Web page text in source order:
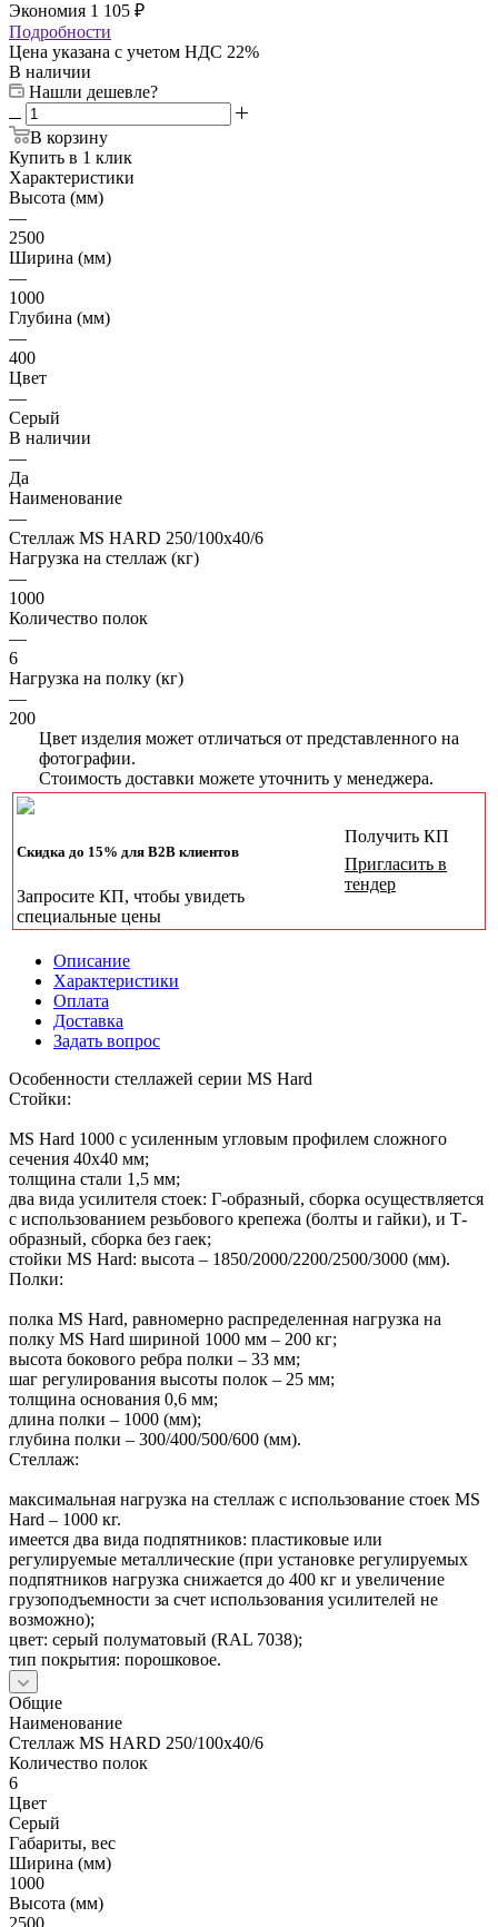
Экономия 1 105 ₽
Подробности
Цена указана с учетом НДС 22%
В наличии
Нашли дешевле?
В корзину
Купить в 1 клик
Характеристики
Высота (мм)
—
2500
Ширина (мм)
—
1000
Глубина (мм)
—
400
Цвет
—
Серый
В наличии
—
Да
Наименование
—
Стеллаж MS HARD 250/100х40/6
Нагрузка на стеллаж (кг)
—
1000
Количество полок
—
6
Нагрузка на полку (кг)
—
200
Цвет изделия может отличаться от представленного на
фотографии.
Стоимость доставки можете уточнить у менеджера.
Скидка до 15% для B2B клиентов
Запросите КП, чтобы увидеть
специальные цены
Получить КП
Пригласить в
тендер
Описание
Характеристики
Оплата
Доставка
Задать вопрос
Особенности стеллажей серии MS Hard
Стойки:
MS Hard 1000 с усиленным угловым профилем сложного
сечения 40х40 мм;
толщина стали 1,5 мм;
два вида усилителя стоек: Г-образный, сборка осуществляется
с использованием резьбового крепежа (болты и гайки), и Т-
образный, сборка без гаек;
стойки MS Hard: высота – 1850/2000/2200/2500/3000 (мм).
Полки:
полка MS Hard, равномерно распределенная нагрузка на
полку MS Hard шириной 1000 мм – 200 кг;
высота бокового ребра полки – 33 мм;
шаг регулирования высоты полок – 25 мм;
толщина основания 0,6 мм;
длина полки – 1000 (мм);
глубина полки – 300/400/500/600 (мм).
Стеллаж:
максимальная нагрузка на стеллаж с использование стоек MS
Hard – 1000 кг.
имеется два вида подпятников: пластиковые или
регулируемые металлические (при установке регулируемых
подпятников нагрузка снижается до 400 кг и увеличение
грузоподъемности за счет использования усилителей не
возможно);
цвет: серый полуматовый (RAL 7038);
тип покрытия: порошковое.
Общие
Наименование
Стеллаж MS HARD 250/100х40/6
Количество полок
6
Цвет
Серый
Габариты, вес
Ширина (мм)
1000
Высота (мм)